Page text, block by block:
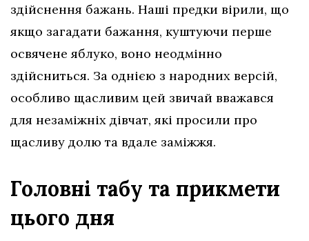
здійснення бажань. Наші предки вірили, що
якщо загадати бажання, куштуючи перше
освячене яблуко, воно неодмінно
здійсниться. За однією з народних версій,
особливо щасливим цей звичай вважався
для незаміжніх дівчат, які просили про
щасливу долю та вдале заміжжя.
Головні табу та прикмети
цього дня